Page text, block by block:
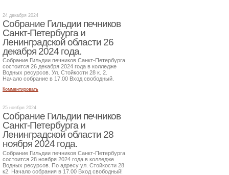
24 декабря 2024
Собрание Гильдии печников
Санкт-Петербурга и
Ленинградской области 26
декабря 2024 года.
Собрание Гильдии печников Санкт-Петербурга
состоится 26 декабря 2024 года в колледже
Водных ресурсов. Ул. Стойкости 28 к. 2.
Начало собрание в 17.00 Вход свободный.
Комментировать
25 ноября 2024
Собрание Гильдии печников
Санкт-Петербурга и
Ленинградской области 28
ноября 2024 года.
Собрание Гильдии печников Санкт-Петербурга
состоится 28 ноября 2024 года в колледже
Водных ресурсов. По адресу ул. Стойкости 28
к2. Начало собрания в 17.00 Вход свободный!